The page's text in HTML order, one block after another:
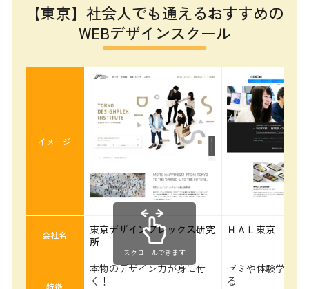
【東京】社会人でも通えるおすすめの
WEBデザインスクール
イメージ
会社名
東京デザインプレックス研究
所
ＨＡＬ東京
特徴
本物のデザイン力が身に付
く！
ゼミや体験学習が
る
スクロールできます